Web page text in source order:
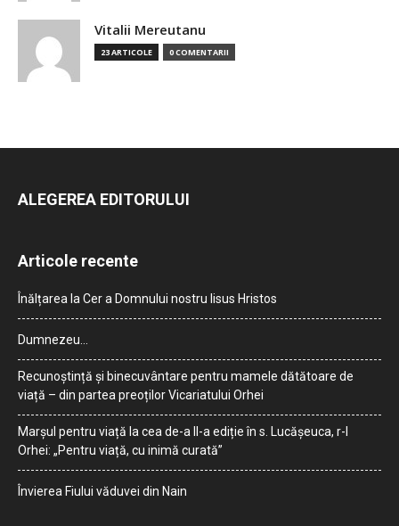
Vitalii Mereutanu
23 ARTICOLE 0 COMENTARII
ALEGEREA EDITORULUI
Articole recente
Înălțarea la Cer a Domnului nostru Iisus Hristos
Dumnezeu…
Recunoștință și binecuvântare pentru mamele dătătoare de
viață – din partea preoților Vicariatului Orhei
Marșul pentru viață la cea de-a II-a ediție în s. Lucășeuca, r-l
Orhei: „Pentru viață, cu inimă curată”
Învierea Fiului văduvei din Nain